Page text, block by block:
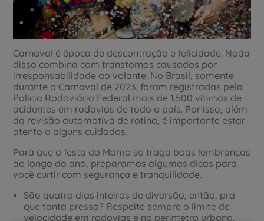
Carnaval é época de descontração e felicidade. Nada
disso combina com transtornos causados por
irresponsabilidade ao volante. No Brasil, somente
durante o Carnaval de 2023, foram registradas pela
Policia Rodoviária Federal mais de 1.500 vítimas de
acidentes em rodovias de todo o país. Por isso, além
da revisão automotiva de rotina, é importante estar
atento a alguns cuidados.
Para que a festa do Momo só traga boas lembranças
ao longo do ano, preparamos algumas dicas para
você curtir com segurança e tranquilidade.
São quatro dias inteiros de diversão, então, pra
que tanta pressa? Respeite sempre o limite de
velocidade em rodovias e no perímetro urbano.